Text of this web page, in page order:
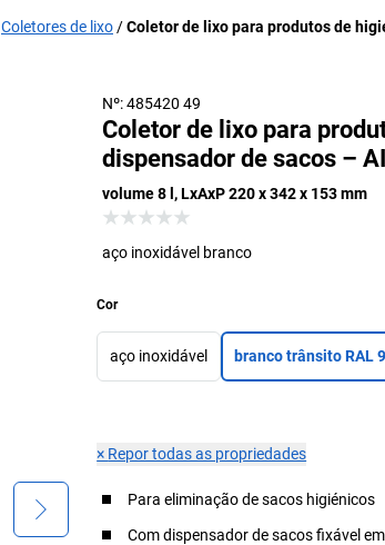
Coletores de lixo Coletor de lixo para produtos de
Nº: 485420 49
Coletor de lixo para
dispensador de sacos –
volume 8 l, LxAxP 220 x 342 x 153 mm
aço inoxidável branco
Cor
aço inoxidável branco trânsito RAL
× Repor todas as propriedades
Para eliminação de sacos higiénicos
Com dispensador de sacos fixável